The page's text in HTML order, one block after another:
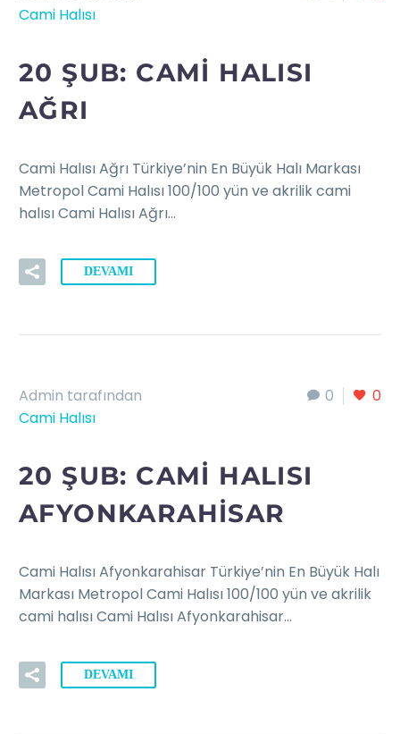
Cami Halısı
20 ŞUB: CAMI HALISI
AĞRI
Cami Halısı Ağrı Türkiye’nin En Büyük Halı Markası
Metropol Cami Halısı 100/100 yün ve akrilik cami
halısı Cami Halısı Ağrı…
DEVAMI
0 0
Admin tarafından
Cami Halısı
20 ŞUB: CAMI HALISI
AFYONKARAHISAR
Cami Halısı Afyonkarahisar Türkiye’nin En Büyük Halı
Markası Metropol Cami Halısı 100/100 yün ve akrilik
cami halısı Cami Halısı Afyonkarahisar…
DEVAMI